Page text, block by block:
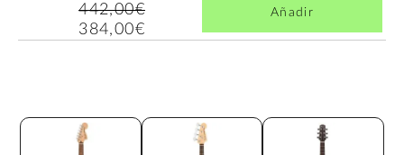
442,00€
384,00€
Añadir